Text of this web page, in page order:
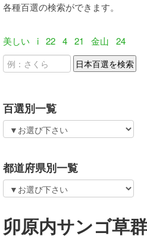
各種百選の検索ができます。
美しい i 22 4 21 金山 24
百選別一覧
都道府県別一覧
卯原内サンゴ草